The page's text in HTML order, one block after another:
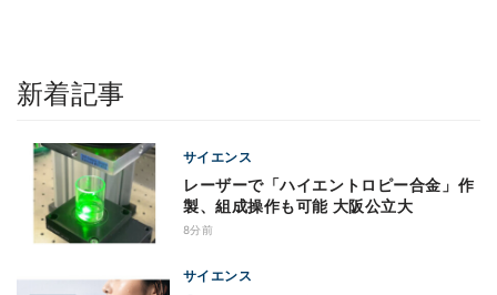
新着記事
サイエンス
レーザーで「ハイエントロピー合金」作
製、組成操作も可能 大阪公立大
8分前
サイエンス